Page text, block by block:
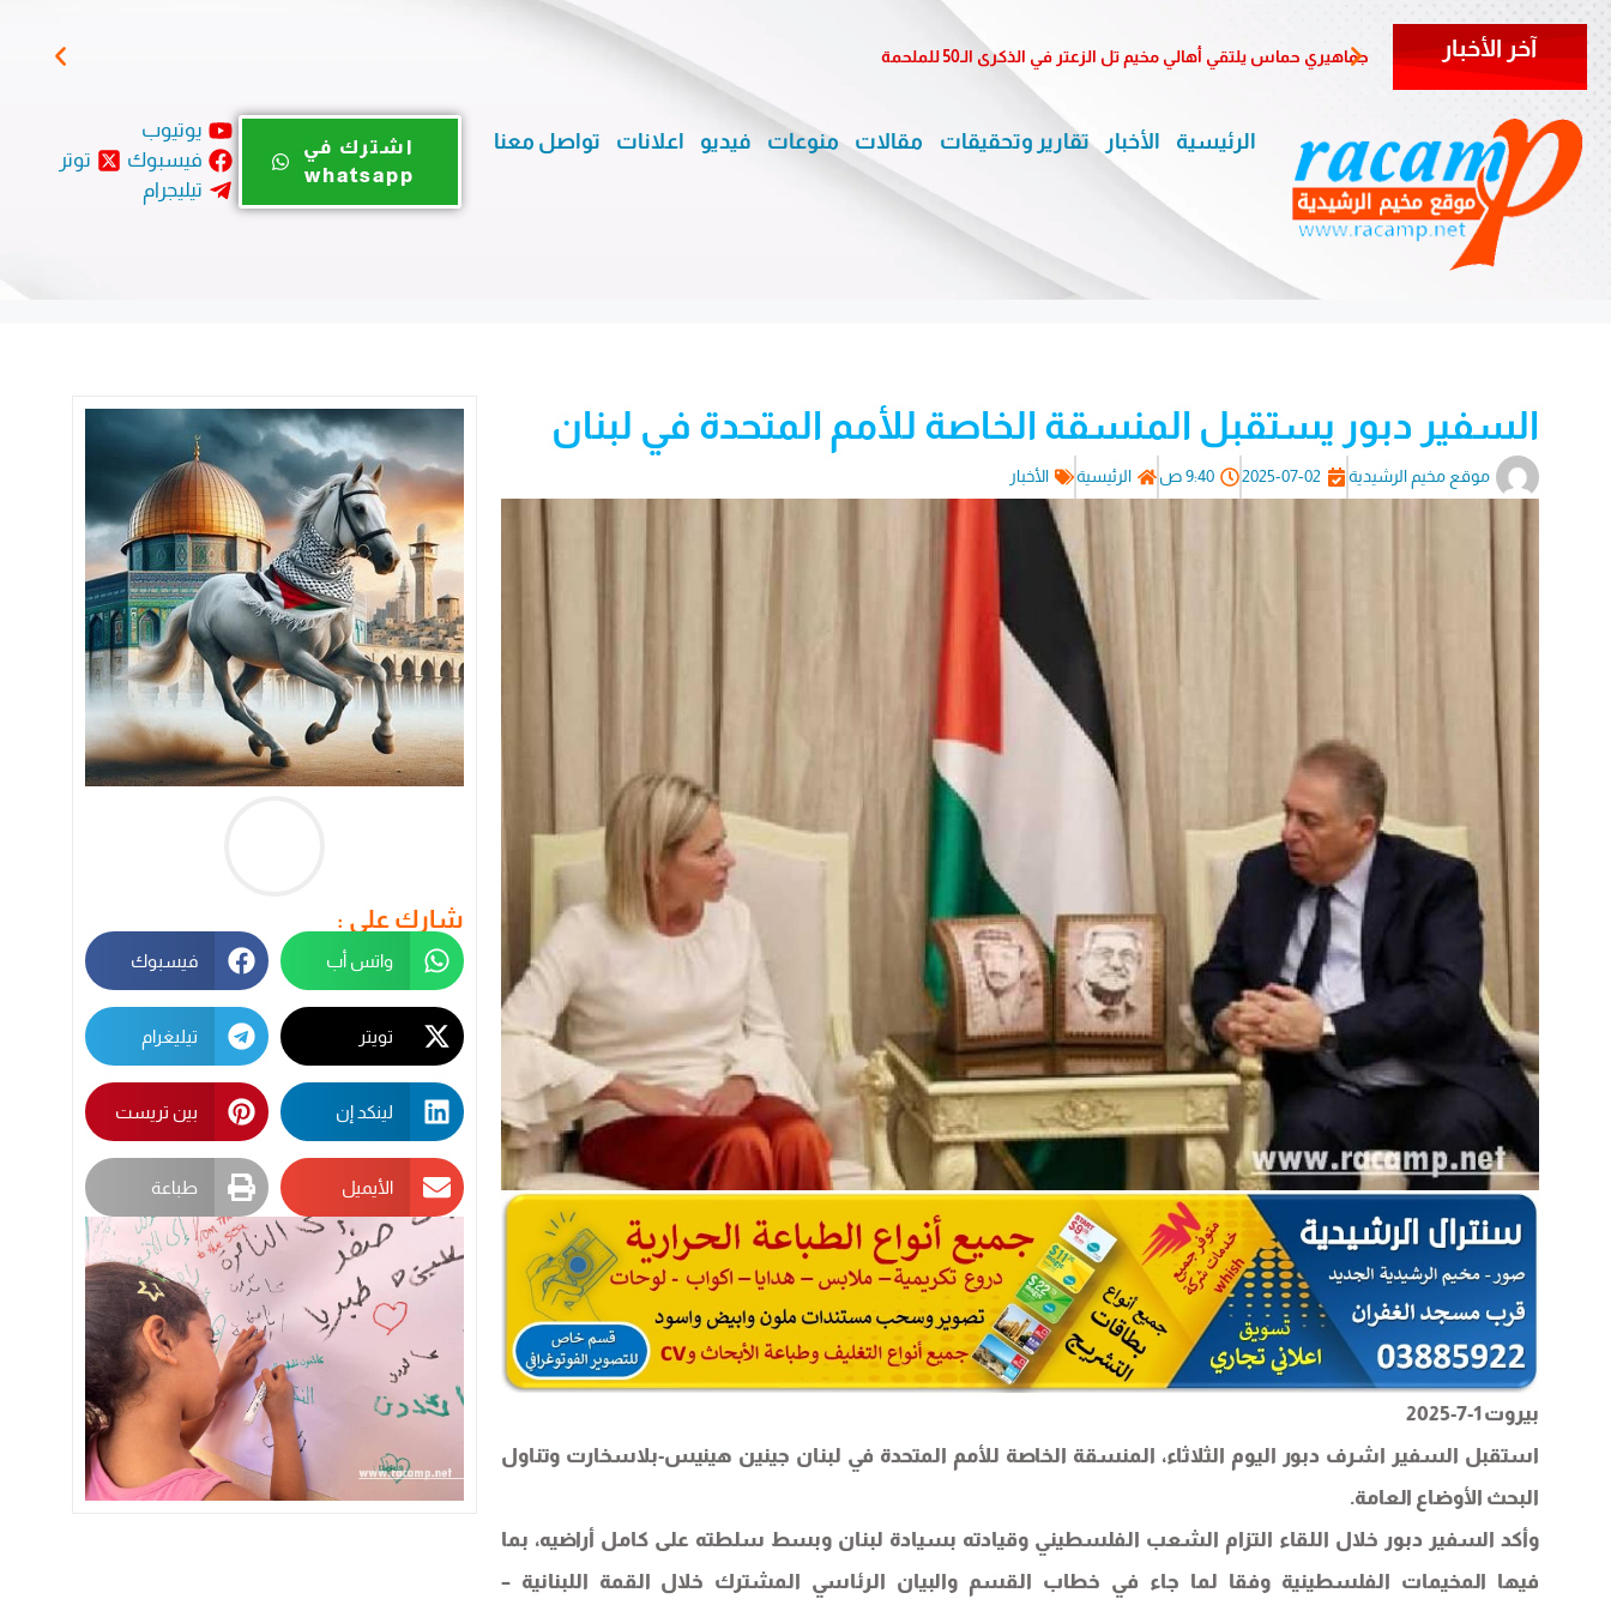
آخر الأخبار جماهيري حماس يلتقي أهالي مخيم تل الزعتر في الذكرى الـ50 للملحمة
الرئيسية الأخبار تقارير وتحقيقات مقالات منوعات فيديو اعلانات تواصل معنا
يوتيوب
فيسبوك
توتر
تيليجرام
اشترك في
whatsapp
السفير دبور يستقبل المنسقة الخاصة للأمم المتحدة في لبنان
موقع مخيم الرشيدية 2025-07-02 9:40 ص الرئيسية الأخبار
بيروت 1-7-2025
استقبل السفير اشرف دبور اليوم الثلاثاء، المنسقة الخاصة للأمم المتحدة في لبنان جينين هينيس-بلاسخارت وتناول
البحث الأوضاع العامة.
وأكد السفير دبور خلال اللقاء التزام الشعب الفلسطيني وقيادته بسيادة لبنان وبسط سلطته على كامل أراضيه، بما
فيها المخيمات الفلسطينية وفقا لما جاء في خطاب القسم والبيان الرئاسي المشترك خلال القمة اللبنانية –
شارك على :
واتس أب فيسبوك
تويتر تيليغرام
لينكد إن بين تريست
الأيميل طباعة